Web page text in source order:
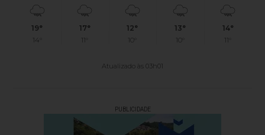
19°
14°
17°
11°
12°
10°
13°
10°
14°
11°
Atualizado às 03h01
PUBLICIDADE